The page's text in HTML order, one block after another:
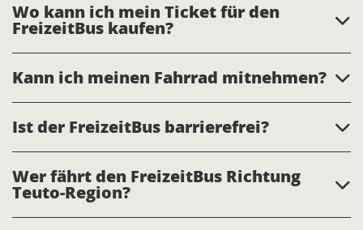
Wo kann ich mein Ticket für den
FreizeitBus kaufen?
Kann ich meinen Fahrrad mitnehmen?
Ist der FreizeitBus barrierefrei?
Wer fährt den FreizeitBus Richtung
Teuto-Region?